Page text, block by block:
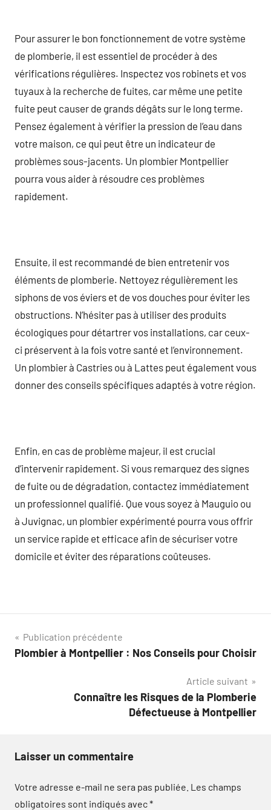
Pour assurer le bon fonctionnement de votre système
de plomberie, il est essentiel de procéder à des
vérifications régulières. Inspectez vos robinets et vos
tuyaux à la recherche de fuites, car même une petite
fuite peut causer de grands dégâts sur le long terme.
Pensez également à vérifier la pression de l’eau dans
votre maison, ce qui peut être un indicateur de
problèmes sous-jacents. Un plombier Montpellier
pourra vous aider à résoudre ces problèmes
rapidement.
Ensuite, il est recommandé de bien entretenir vos
éléments de plomberie. Nettoyez régulièrement les
siphons de vos éviers et de vos douches pour éviter les
obstructions. N’hésiter pas à utiliser des produits
écologiques pour détartrer vos installations, car ceux-
ci préservent à la fois votre santé et l’environnement.
Un plombier à Castries ou à Lattes peut également vous
donner des conseils spécifiques adaptés à votre région.
Enfin, en cas de problème majeur, il est crucial
d’intervenir rapidement. Si vous remarquez des signes
de fuite ou de dégradation, contactez immédiatement
un professionnel qualifié. Que vous soyez à Mauguio ou
à Juvignac, un plombier expérimenté pourra vous offrir
un service rapide et efficace afin de sécuriser votre
domicile et éviter des réparations coûteuses.
Navigation
de
Publication précédente
Plombier à Montpellier : Nos Conseils pour Choisir
Article suivant
Connaître les Risques de la Plomberie
Défectueuse à Montpellier
Laisser un commentaire
Votre adresse e-mail ne sera pas publiée. Les champs
obligatoires sont indiqués avec*